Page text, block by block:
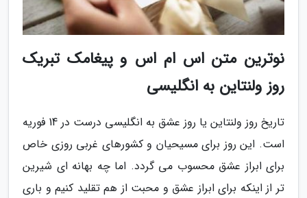
نوترین متن اس ام اس و پیغامک تبریک
روز ولنتاین به انگلیسی
تاریخ روز ولنتاین یا روز عشق به انگلیسی درست در 14 فوریه
است. این روز برای مسیحیان و کشورهای غربی روزی خاص
برای ابراز عشق محسوب می گردد. اما چه بهانه ای شیرین
تر از اینکه برای ابراز عشق و محبت از هم تقلید کنیم و باری